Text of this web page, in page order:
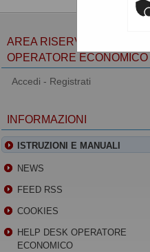
AREA RISERVATA
OPERATORE ECONOMICO
Accedi - Registrati
INFORMAZIONI
ISTRUZIONI E MANUALI
NEWS
FEED RSS
COOKIES
HELP DESK OPERATORE
ECONOMICO